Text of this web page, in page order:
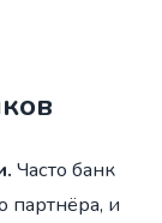
Часто банк
партнёра, и